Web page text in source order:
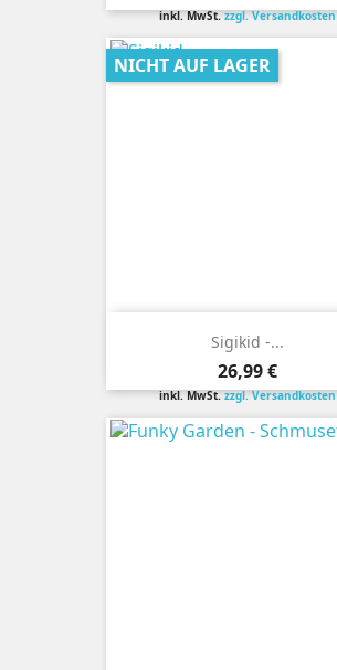
inkl. MwSt.zzgl. Versandkosten
Sigikid -...
Preis
26,99 €
inkl. MwSt.zzgl. Versandkosten
NICHT AUF LAGER